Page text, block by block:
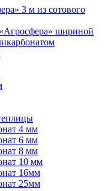
3 м из сотового
шириной
4 мм
6 мм
8 мм
10 мм
16мм
25мм